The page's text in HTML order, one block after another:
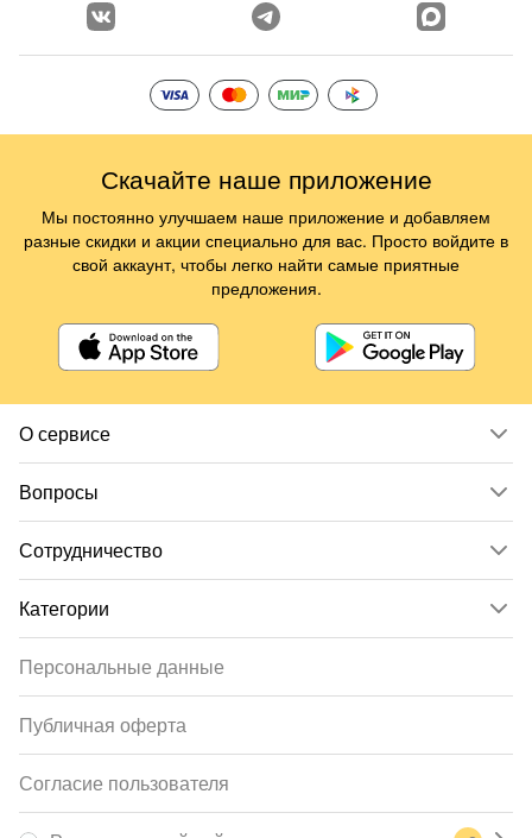
О сервисе
Вопросы
Сотрудничество
Категории
Персональные данные
Публичная оферта
Согласие пользователя
Скачайте наше приложение
Мы постоянно улучшаем наше приложение и добавляем
разные скидки и акции специально для вас. Просто войдите в
свой аккаунт, чтобы легко найти самые приятные
предложения.